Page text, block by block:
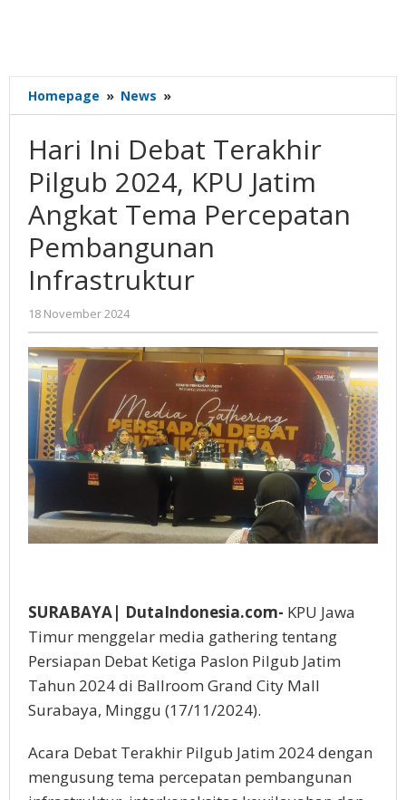
Homepage » News »
Ini
Terakhir
Pilgub
2024,
KPU
Jatim
Angkat
Percepatan
Hari Ini Debat Terakhir
Pilgub 2024, KPU Jatim
Angkat Tema Percepatan
Pembangunan
Infrastruktur
18 November 2024
Gatot
Susanto
SURABAYA| DutaIndonesia.com- KPU Jawa
Timur menggelar media gathering tentang
Persiapan Debat Ketiga Paslon Pilgub Jatim
Tahun 2024 di Ballroom Grand City Mall
Surabaya, Minggu (17/11/2024).
Acara Debat Terakhir Pilgub Jatim 2024 dengan
mengusung tema percepatan pembangunan